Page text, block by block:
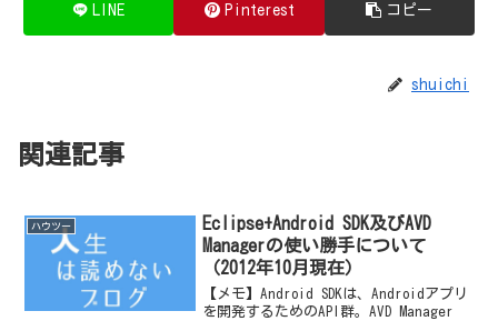
LINE Pinterest コピー
shuichi
関連記事
ハウツー
Eclipse+Android SDK及びAVD
Managerの使い勝手について
（2012年10月現在）
【メモ】Android SDKは、Androidアプリ
を開発するためのAPI群。AVD Manager